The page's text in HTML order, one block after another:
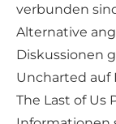
verbunden
Alternative
Diskussionen
Uncharted auf
The Last of Us